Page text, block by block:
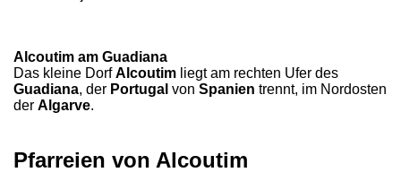
Alcoutim am Guadiana
Das kleine DorfAlcoutim liegt am rechten Ufer des
Guadiana, der Portugal von Spanien trennt, im Nordosten
der Algarve.
Pfarreien von Alcoutim